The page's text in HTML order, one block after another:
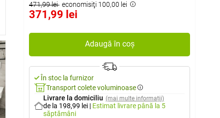
471,99 lei economisiţi 100,00 lei
371,99 lei
Adaugă în coș
În stoc la furnizor
Transport colete voluminoase
Livrare la domiciliu (mai multe informații)
de la 198,99 lei | Estimat livrare până la 5
săptămâni